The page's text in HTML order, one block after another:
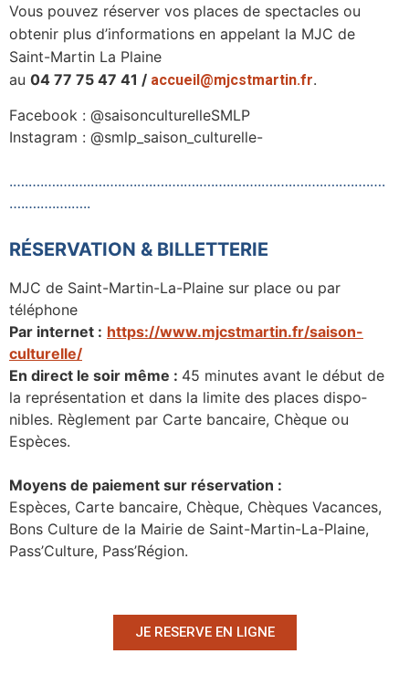
Vous pouvez réser­ver vos places de spec­tacles ou
obte­nir plus d’informations en appe­lant la MJC de
Saint-Martin La Plaine
au 04 77 75 47 41 / accueil@mjcstmartin.fr.
Face­book : @saisonculturelleSMLP
Insta­gram : @smlp_saison_culturelle-
.….….….….….….….….….….….….….….….….….….….….….….….….
….….….….…..
RÉSER­VA­TION & BILLETTERIE
MJC de Saint-Martin-La-Plaine sur place ou par
téléphone
Par inter­net : https://www.mjcstmartin.fr/saison-
culturelle/
En direct le soir même : 45 minutes avant le début de
la repré­sen­ta­tion et dans la limite des places dispo­
nibles. Règle­ment par Carte bancaire, Chèque ou
Espèces.
Moyens de paie­ment sur réser­va­tion :
Espèces, Carte bancaire, Chèque, Chèques Vacances,
Bons Culture de la Mairie de Saint-Martin-La-Plaine,
Pass’Culture, Pass’Région.
JE RESERVE EN LIGNE